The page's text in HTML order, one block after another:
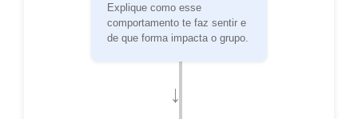
Explique como esse
comportamento te faz sentir e
de que forma impacta o grupo.
→